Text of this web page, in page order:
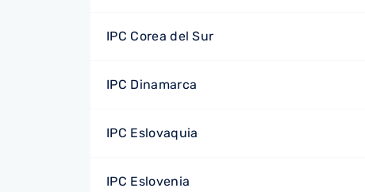
IPC Corea del Sur
IPC Dinamarca
IPC Eslovaquia
IPC Eslovenia